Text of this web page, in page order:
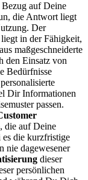
auf Deine
die Antwort liegt
Der
in der Fähigkeit,
maßgeschneiderte
den Einsatz von
Bedürfnisse
Dir Informationen
passen.
die auf Deine
es die kurzfristige
nie dagewesener
dieser
persönlichen